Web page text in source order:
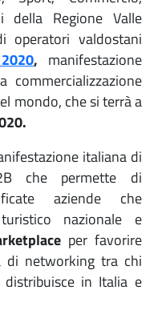
della Regione Valle
operatori valdostani
, manifestazione
mondo, che si terrà a
italiana di
che permette di
aziende che
nazionale e
per favorire
di networking tra chi
in Italia e